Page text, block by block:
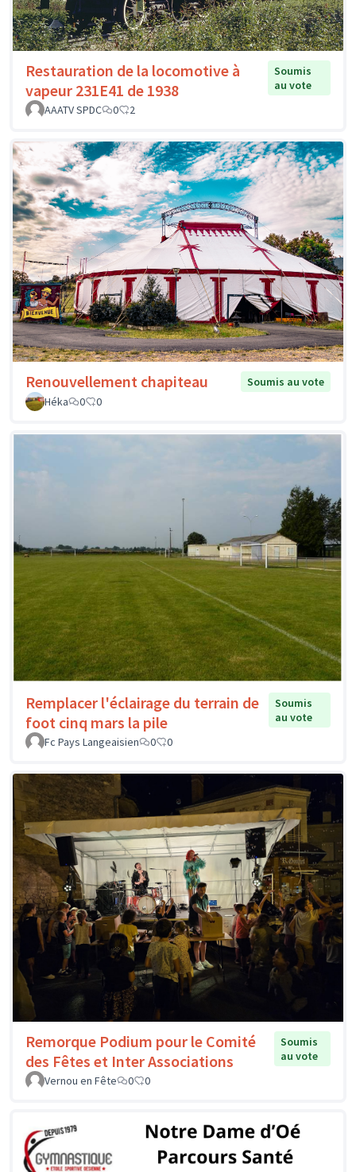
Restauration de la locomotive à
vapeur 231E41 de 1938
Soumis
au vote
AAATV SPDC
0 2
Renouvellement chapiteau
Soumis au vote
Héka
0 0
Remplacer l'éclairage du terrain de
foot cinq mars la pile
Soumis
au vote
Fc Pays Langeaisien
0 0
Remorque Podium pour le Comité
des Fêtes et Inter Associations
Soumis
au vote
Vernou en Fête
0 0